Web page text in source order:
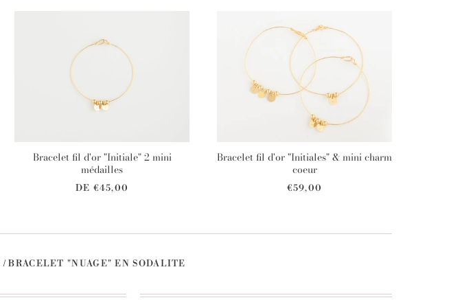
Bracelet fil d'or "Initiale" 2 mini
médailles
DE €45,00
Bracelet fil d'or "Initiales" & mini charm
coeur
€59,00
/ BRACELET "NUAGE" EN SODALITE